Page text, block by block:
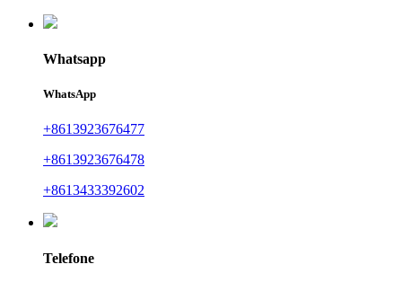
Whatsapp
WhatsApp
+8613923676477
+8613923676478
+8613433392602
Telefone